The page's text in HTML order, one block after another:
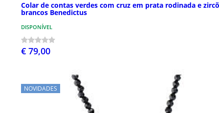
Colar de contas verdes com cruz em prata rodinada e
brancos Benedictus
DISPONÍVEL
€ 79,00
NOVIDADES